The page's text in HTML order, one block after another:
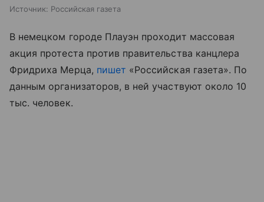
Источник: Российская газета
В немецком городе Плауэн проходит массовая
акция протеста против правительства канцлера
Фридриха Мерца, пишет «Российская газета». По
данным организаторов, в ней участвуют около 10
тыс. человек.